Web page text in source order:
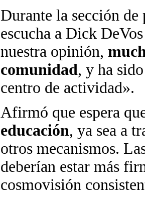
Durante la sección de
escucha a Dick
nuestra opinión,
comunidad, y ha
centro de actividad».
Afirmó que espera
educación, ya sea a
otros mecanismos.
deberían estar más
cosmovisión